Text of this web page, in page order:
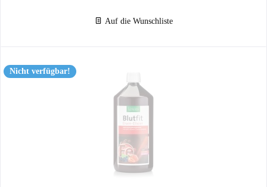
Auf die Wunschliste
Nicht verfügbar!